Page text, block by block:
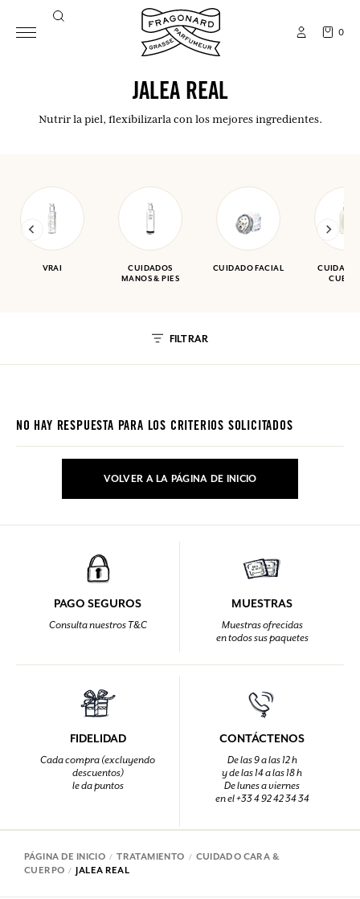
0
JALEA REAL
Nutrir la piel, flexibilizarla con los mejores ingredientes.
VRAI
CUIDADOS
MANOS & PIES
CUIDADO FACIAL
CUIDADO
FILTRAR
NO HAY RESPUESTA PARA LOS CRITERIOS SOLICITADOS
VOLVER A LA PÁGINA DE INICIO
PAGO SEGUROS
Consulta nuestros T&C
MUESTRAS
Muestras ofrecidas
en todos sus paquetes
FIDELIDAD
Cada compra (excluyendo
descuentos)
le da puntos
CONTÁCTENOS
De las 9 a las 12 h
y de las 14 a las 18 h
De lunes a viernes
en el +33 4 92 42 34 34
PÁGINA DE INICIO TRATAMIENTO
CUIDADO CARA &
CUERPO
JALEA REAL